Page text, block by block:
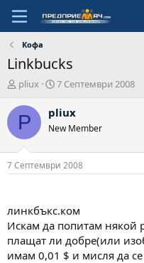
Кофа
Linkbucks
А
т
о
pliux
Н
ч
л
д
а
7 Септември 2008
P pliux
New Member
7 Септември 2008
линкбъкс.ком
Искам да попитам някой
плащат ли добре(или
имам 0,01 $ и мисля да се